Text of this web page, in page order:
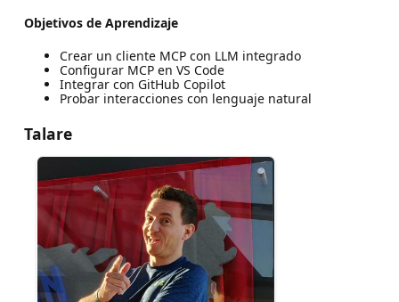
Objetivos de Aprendizaje
Crear un cliente MCP con LLM integrado
Configurar MCP en VS Code
Integrar con GitHub Copilot
Probar interacciones con lenguaje natural
Talare